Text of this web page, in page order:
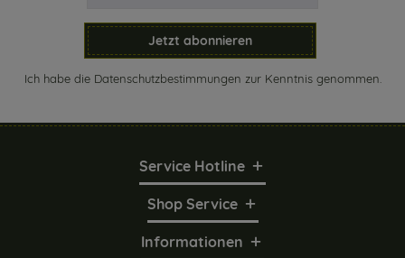
Jetzt abonnieren
Ich habe die Datenschutzbestimmungen zur Kenntnis genommen.
Service Hotline
Shop Service
Informationen